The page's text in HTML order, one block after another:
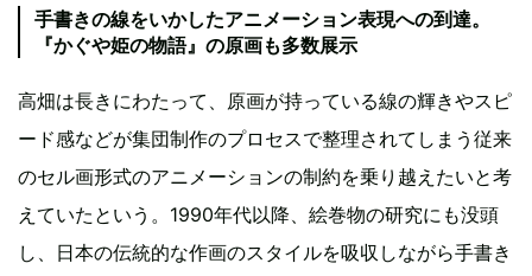
手書きの線をいかしたアニメーション表現への到達。
『かぐや姫の物語』の原画も多数展示
高畑は長きにわたって、原画が持っている線の輝きやスピ
ード感などが集団制作のプロセスで整理されてしまう従来
のセル画形式のアニメーションの制約を乗り越えたいと考
えていたという。1990年代以降、絵巻物の研究にも没頭
し、日本の伝統的な作画のスタイルを吸収しながら手書き